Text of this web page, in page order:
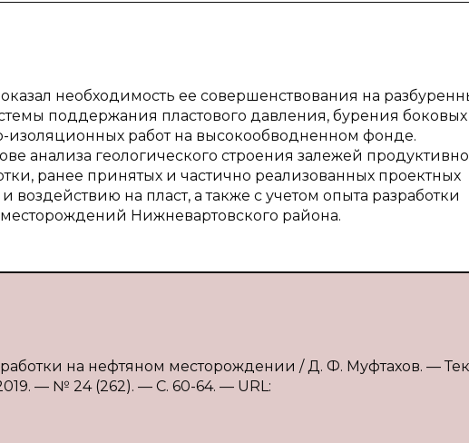
необходимость ее совершенствования на
поддержания пластового давления, бурения боковых
изоляционных работ на высокообводненном фонде.
анализа геологического строения залежей
ранее принятых и частично реализованных проектных
на пласт, а также с учетом опыта разработки
Нижневартовского района.
на нефтяном месторождении / Д. Ф. Муфтахов. —
— № 24 (262). — С. 60-64. — URL: